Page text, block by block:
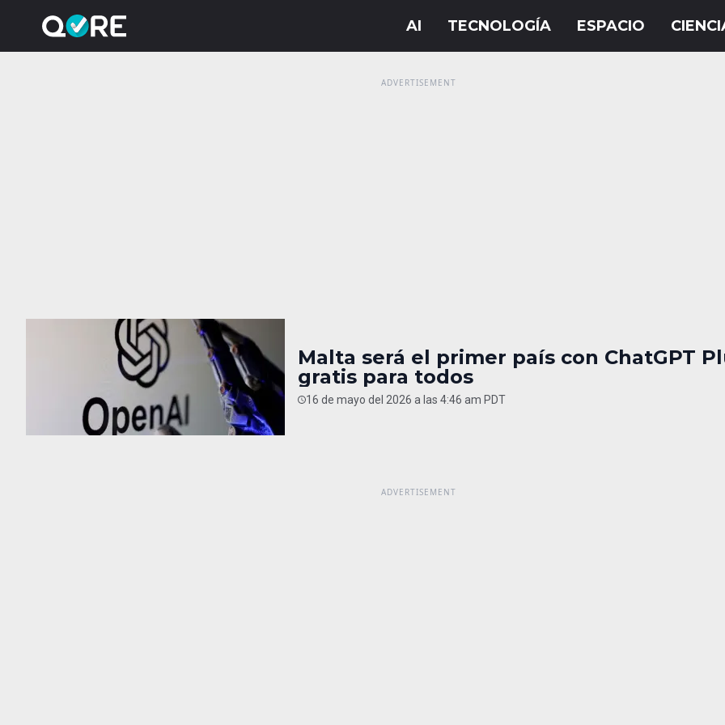
Malta será el primer país con ChatGPT
gratis para todos
16 de mayo del 2026 a las 4:46 am PDT